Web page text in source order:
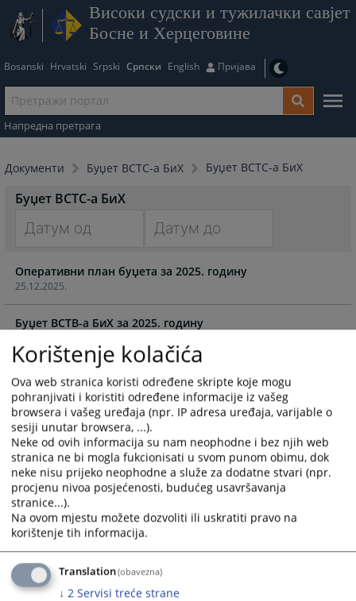
Високи судски и тужилачки савјет
Босне и Херцеговине
Bosanski Hrvatski Srpski Српски English Пријава
Напредна претрага
Документи Буџет ВСТС-а БиХ Буџет ВСТС-а БиХ
Буџет ВСТС-а БиХ
forward
to
interact
with
calendar
and
select
a
date.
Press
the
question
mark
key
to
get
the
keyboard
forward
interact
with
the
calendar
and
select
a
date.
Press
the
question
key
to
get
the
keyboard
25.12.2025.
Оперативни план буџета за 2025. годину
Буџет ВСТВ-а БиХ за 2025. годину
13.06.2025.
Оквирни буџет ВСТВ-а за период од 2026. до 2028.
Буџет ВСТВ-а БиХ за 2024. годину
Оперативни план буџета за 2024. годину
31.05.2024.
Оквирни Буџет ВСТВ-а БиХ за 2024.-2026. годину
Korištenje kolačića
Ova web stranica koristi određene skripte koje mogu
pohranjivati i koristiti određene informacije iz vašeg
browsera i vašeg uređaja (npr. IP adresa uređaja, varijable o
sesiji unutar browsera, ...).
Neke od ovih informacija su nam neophodne i bez njih web
stranica ne bi mogla fukcionisati u svom punom obimu, dok
neke nisu prijeko neophodne a služe za dodatne stvari (npr.
procjenu nivoa posjećenosti, budućeg usavršavanja
stranice...).
Na ovom mjestu možete dozvoliti ili uskratiti pravo na
korištenje tih informacija.
Translation(obavezna)
↓ 2 Servisi treće strane